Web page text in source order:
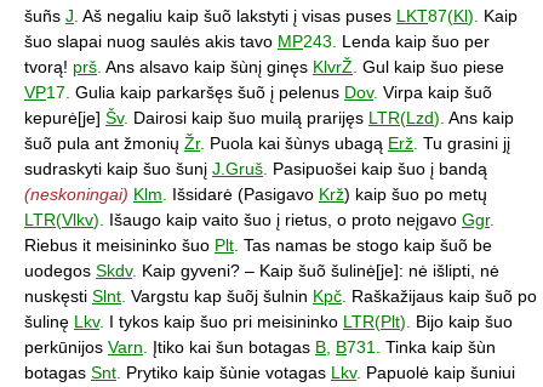
šuñs J. Aš negaliu kaip šuõ lakstyti į visas puses LKT87(Kl). Kaip
šuo slapai nuog saulės akis tavo MP243. Lenda kaip šuo per
tvorą! prš. Ans alsavo kaip šùnį ginęs KlvrŽ. Gul kaip šuo piese
VP17. Gulia kaip parkaršęs šuõ į pelenus Dov. Virpa kaip šuõ
kepurė[je] Šv. Dairosi kaip šuo muilą prarijęs LTR(Lzd). Ans kaip
šuõ pula ant žmonių Žr. Puola kai šùnys ubagą Erž. Tu grasini jį
sudraskyti kaip šuo šunį J.Gruš. Pasipuošei kaip šuo į bandą
(neskoningai) Klm. Išsidarė (Pasigavo Krž) kaip šuo po metų
LTR(Vlkv). Išaugo kaip vaito šuo į rietus, o proto neįgavo Ggr.
Riebus it meisininko šuo Plt. Tas namas be stogo kaip šuõ be
uodegos Skdv. Kaip gyveni? – Kaip šuõ šulinė[je]: nė išlipti, nė
nuskęsti Slnt. Vargstu kap šuõj šulnin Kpč. Raškažijaus kaip šuõ po
šulinę Lkv. I tykos kaip šuo pri meisininko LTR(Plt). Bijo kaip šuo
perkūnijos Varn. Įtiko kai šun botagas B, B731. Tinka kaip šùn
botagas Snt. Prytiko kaip šùnie votagas Lkv. Papuolė kaip šuniui